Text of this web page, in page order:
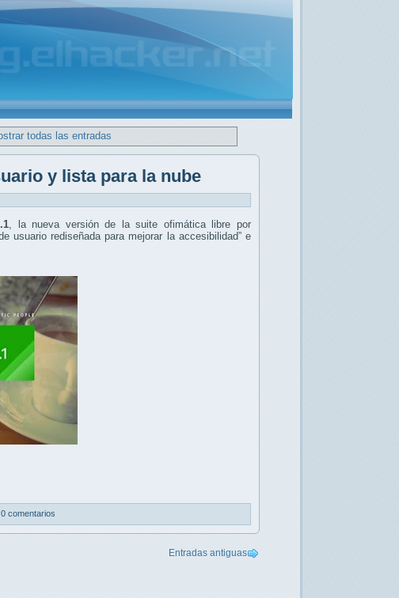
todas las entradas
y lista para la nube
, la nueva versión de la suite ofimática libre por
usuario rediseñada para mejorar la accesibilidad” e
0 comentarios
Entradas antiguas